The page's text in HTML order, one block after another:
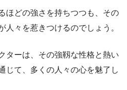
ほどの強さを持ちつつも、その
人々を惹きつけるのでしょう。
ターは、その強靱な性格と熱い
じて、多くの人々の心を魅了し